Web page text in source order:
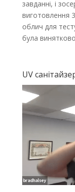
завданні, і
виготовлення
облич для
була
UV